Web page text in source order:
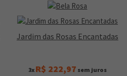
Jardim das Rosas Encantadas
3x R$ 222,97 sem juros